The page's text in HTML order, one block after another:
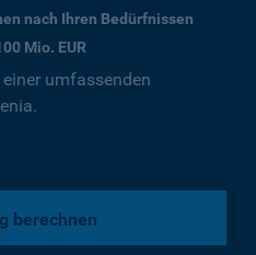
nach Ihren Bedürfnissen
Mio. EUR
umfassenden
berechnen